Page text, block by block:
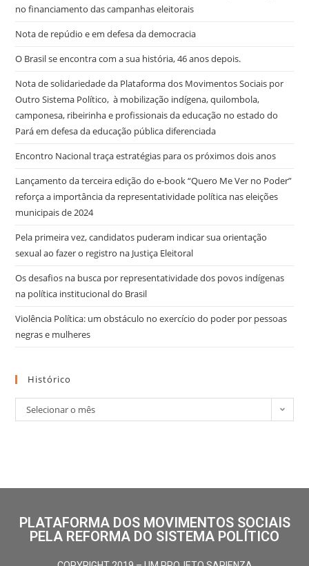
no financiamento das campanhas eleitorais
Nota de repúdio e em defesa da democracia
O Brasil se encontra com a sua história, 46 anos depois.
Nota de solidariedade da Plataforma dos Movimentos Sociais por
Outro Sistema Político, à mobilização indígena, quilombola,
camponesa, ribeirinha e profissionais da educação no estado do
Pará em defesa da educação pública diferenciada
Encontro Nacional traça estratégias para os próximos dois anos
Lançamento da terceira edição do e-book “Quero Me Ver no Poder”
reforça a importância da representatividade política nas eleições
municipais de 2024
Pela primeira vez, candidatos puderam indicar sua orientação
sexual ao fazer o registro na Justiça Eleitoral
Os desafios na busca por representatividade dos povos indígenas
na política institucional do Brasil
Violência Política: um obstáculo no exercício do poder por pessoas
negras e mulheres
Histórico
Selecionar o mês
PLATAFORMA DOS MOVIMENTOS SOCIAIS
PELA REFORMA DO SISTEMA POLÍTICO